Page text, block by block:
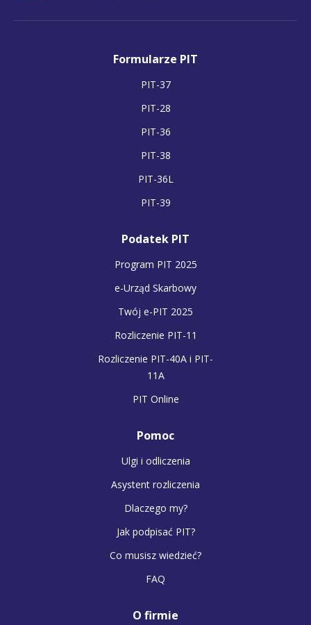
Formularze PIT
PIT-37
PIT-28
PIT-36
PIT-38
PIT-36L
PIT-39
Podatek PIT
Program PIT 2025
e-Urząd Skarbowy
Twój e-PIT 2025
Rozliczenie PIT-11
Rozliczenie PIT-40A i PIT-
11A
PIT Online
Pomoc
Ulgi i odliczenia
Asystent rozliczenia
Dlaczego my?
Jak podpisać PIT?
Co musisz wiedzieć?
FAQ
O firmie